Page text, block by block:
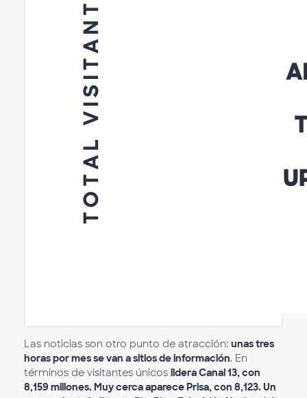
Las noticias son otro punto de atracción: unas tres
horas por mes se van a sitios de información. En
términos de visitantes únicos lidera Canal 13, con
8,159 millones. Muy cerca aparece Prisa, con 8,123. Un